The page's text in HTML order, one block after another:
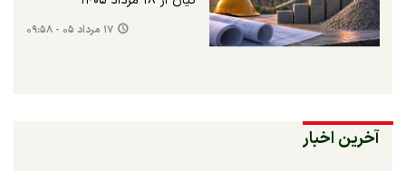
۱۷ مرداد ۰۵ - ۰۹:۵۸
آخرین اخبار